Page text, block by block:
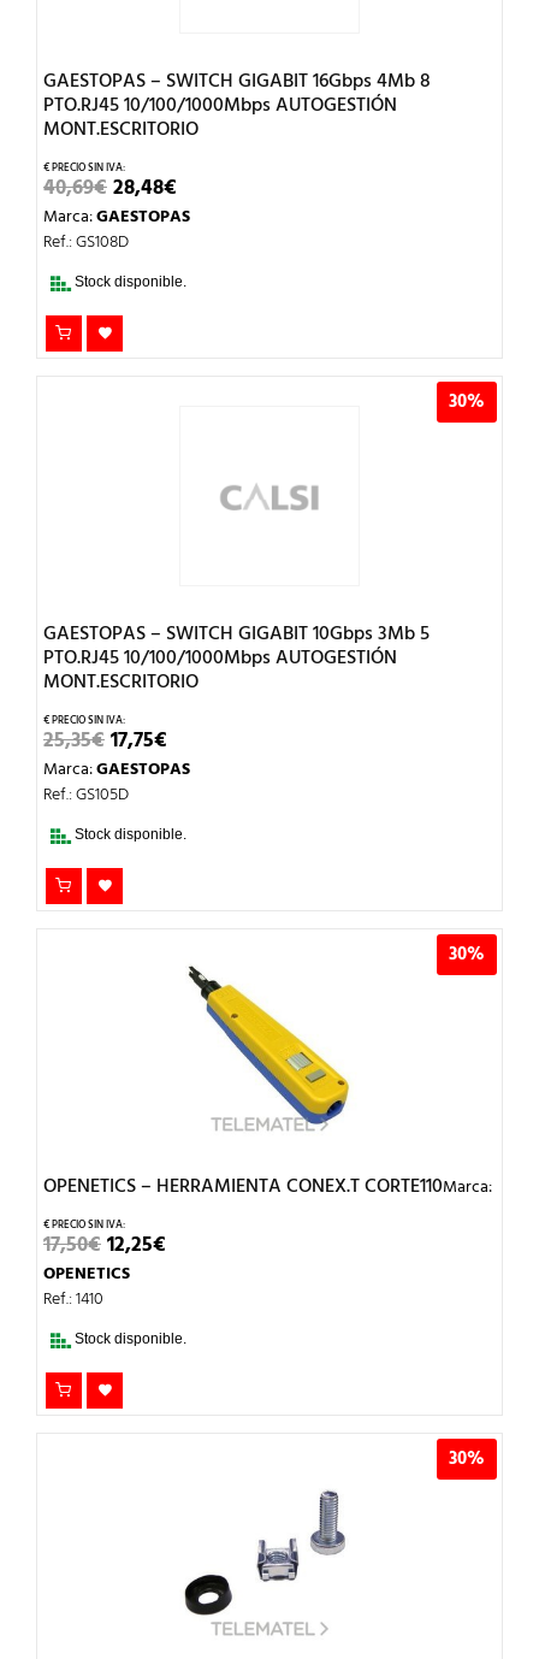
GAESTOPAS – SWITCH GIGABIT 16Gbps 4Mb 8
PTO.RJ45 10/100/1000Mbps AUTOGESTIÓN
MONT.ESCRITORIO
40,69€EL
PRECIO
ORIGINAL
ERA:
28,48€PRECIO
ACTUAL
Marca:GAESTOPAS
Ref.: GS108D
Stock disponible.
30%
GAESTOPAS – SWITCH GIGABIT 10Gbps 3Mb 5
PTO.RJ45 10/100/1000Mbps AUTOGESTIÓN
MONT.ESCRITORIO
25,35€EL
PRECIO
ORIGINAL
ERA:
17,75€PRECIO
ACTUAL
Marca:GAESTOPAS
Ref.: GS105D
Stock disponible.
30%
OPENETICS – HERRAMIENTA CONEX.T CORTE110
17,50€EL
PRECIO
ORIGINAL
12,25€
Marca:
OPENETICS
Ref.: 1410
Stock disponible.
30%